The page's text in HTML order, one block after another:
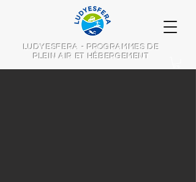
LUDYESFERA - PROGRAMMES DE
PLEIN AIR ET HÉBERGEMENT